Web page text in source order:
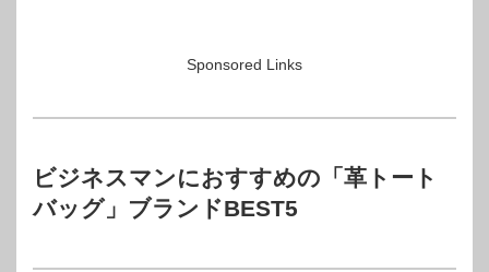
Sponsored Links
ビジネスマンにおすすめの「革トート
バッグ」ブランドBEST5